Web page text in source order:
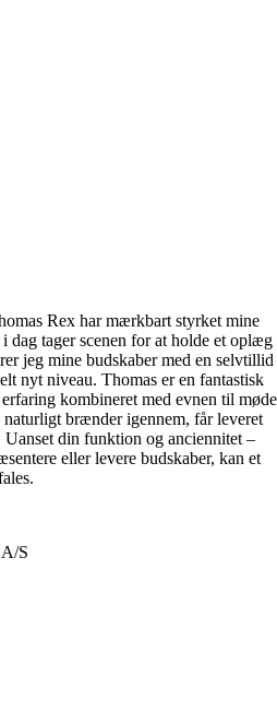
Rex har mærkbart styrket mine
dag tager scenen for at holde et oplæg
jeg mine budskaber med en selvtillid
nyt niveau. Thomas er en fantastisk
kombineret med evnen til møde
naturligt brænder igennem, får leveret
Uanset din funktion og anciennitet –
eller levere budskaber, kan et
S